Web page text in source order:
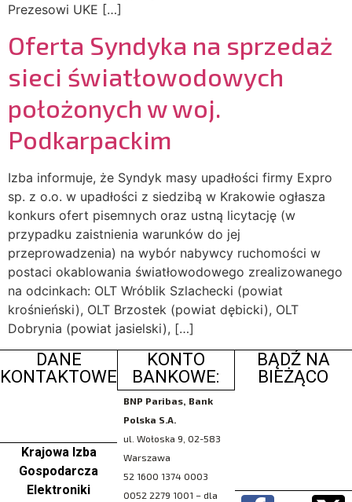
Prezesowi UKE […]
Oferta Syndyka na sprzedaż
sieci światłowodowych
położonych w woj.
Podkarpackim
Izba informuje, że Syndyk masy upadłości firmy Expro
sp. z o.o. w upadłości z siedzibą w Krakowie ogłasza
konkurs ofert pisemnych oraz ustną licytację (w
przypadku zaistnienia warunków do jej
przeprowadzenia) na wybór nabywcy ruchomości w
postaci okablowania światłowodowego zrealizowanego
na odcinkach: OLT Wróblik Szlachecki (powiat
krośnieński), OLT Brzostek (powiat dębicki), OLT
Dobrynia (powiat jasielski), […]
DANE
KONTAKTOWE
Krajowa Izba
Gospodarcza
Elektroniki
KONTO
BANKOWE:
BNP Paribas, Bank
Polska S.A.
ul. Wołoska 9, 02-583
Warszawa
52 1600 1374 0003
0052 2279 1001 – dla
BĄDŹ NA
BIEŻĄCO